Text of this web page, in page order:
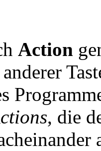
Action
, die